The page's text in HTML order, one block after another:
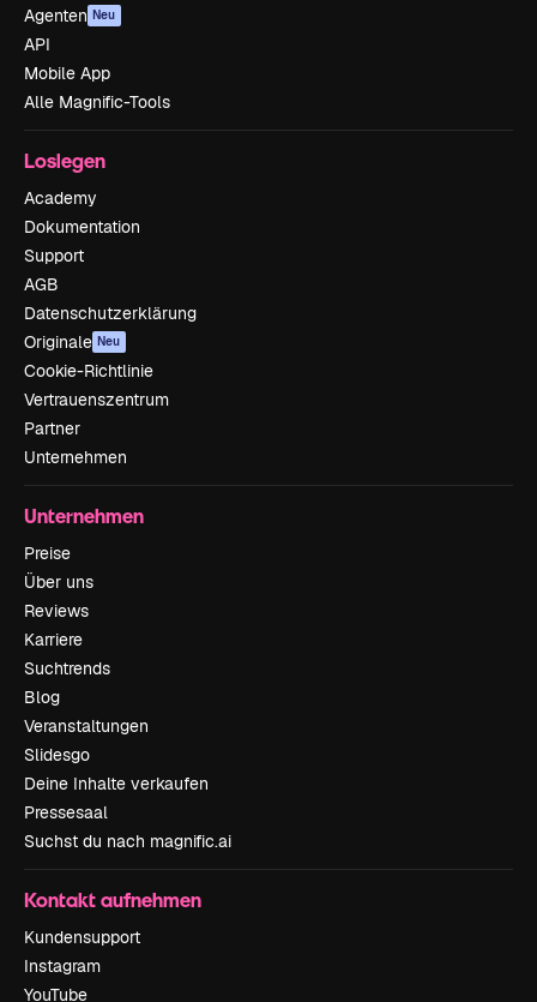
Agenten Neu
API
Mobile App
Alle Magnific-Tools
Loslegen
Academy
Dokumentation
Support
AGB
Datenschutzerklärung
Originale Neu
Cookie-Richtlinie
Vertrauenszentrum
Partner
Unternehmen
Unternehmen
Preise
Über uns
Reviews
Karriere
Suchtrends
Blog
Veranstaltungen
Slidesgo
Deine Inhalte verkaufen
Pressesaal
Suchst du nach magnific.ai
Kontakt aufnehmen
Kundensupport
Instagram
YouTube